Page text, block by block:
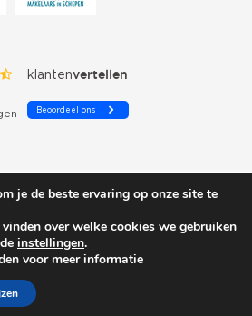
All rights reserved.
and cookies
je de beste ervaring op onze site te
over welke cookies we gebruiken
instellingen.
voor meer informatie